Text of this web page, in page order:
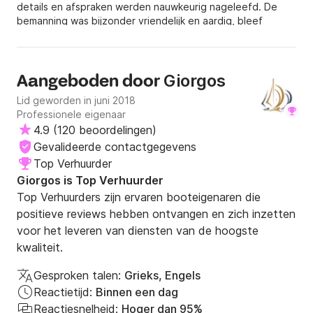
cockpitkussens, nieuwe dekmatrassen etc.)
van de grootste, veiligste en meest comfortabele op
- De open zit-/cockpit is extreem ruim, verreweg de
breedste in deze jachtklasse
- Zeer ruime cockpittafel
- De openslaande achterdeur biedt toegang tot een
uitgebreid zwem- en entertainmentgedeelte
- Extra grote liggedeeltes op het voordek, voorzien
van comfortabele, 10 cm dikke, hoogwaardige
matrassen
- Warm/koudwaterdouche op het zwemplatform
- De hoofdlounge is ruim en gezellig
- Elektrische toiletten met douches
BELANGRIJKE INFORMATIE
- Al onze dagtochten vertrekken vanuit de haven
details en afspraken werden nauwkeurig nageleefd. De
bemanning was bijzonder vriendelijk en aardig, bleef
service, waardoor je optimaal van de privéreis kon
bereid werd, was erg lekker. De boot is werkelijk prachtig
en heel comfortabel. Een echte aanrader en we zouden
het zeker nog een keer doen. Bedankt.
Aangeboden door Giorgos
Lid geworden in juni 2018
Professionele eigenaar
4.9 (120 beoordelingen)
Gevalideerde contactgegevens
Top Verhuurder
Giorgos is Top Verhuurder
Top Verhuurders zijn ervaren booteigenaren die
positieve reviews hebben ontvangen en zich inzetten
voor het leveren van diensten van de hoogste
kwaliteit.
Gesproken talen: Grieks, Engels
Reactietijd: Binnen een dag
Reactiesnelheid: Hoger dan 95%